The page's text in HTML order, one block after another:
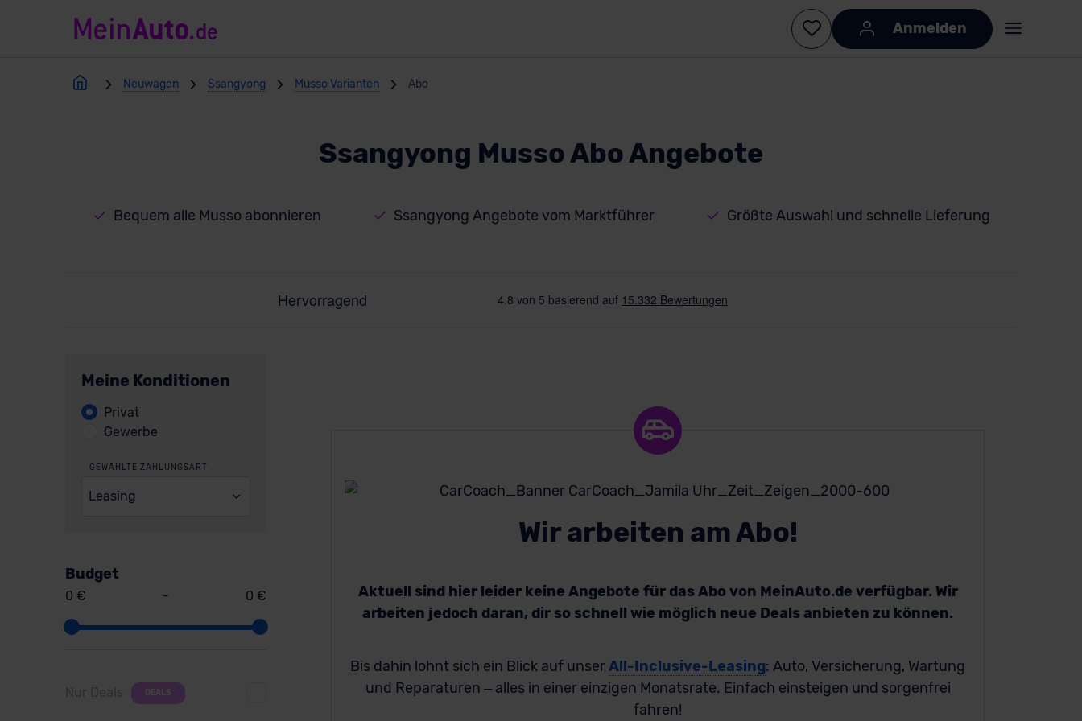
Anmelden
Neuwagen Ssangyong Musso Varianten Abo
Ssangyong Musso Abo Angebote
Bequem alle Musso abonnieren Ssangyong Angebote vom Marktführer Größte Auswahl und schnelle Lieferung
Meine Konditionen
Privat
Gewerbe
GEWÄHLTE ZAHLUNGSART
Leasing
Budget
0 € - 0 €
Nur Deals DEALS
Wir arbeiten am Abo!
Aktuell sind hier leider keine Angebote für das Abo von MeinAuto.de verfügbar. Wir
arbeiten jedoch daran, dir so schnell wie möglich neue Deals anbieten zu können.
Bis dahin lohnt sich ein Blick auf unserAll-Inclusive-Leasing: Auto, Versicherung, Wartung
und Reparaturen – alles in einer einzigen Monatsrate. Einfach einsteigen und sorgenfrei
fahren!